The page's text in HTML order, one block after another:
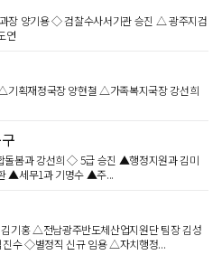
장 양기용 ◇ 검찰수사서기관 승진 △ 광주지검
연
획재정국장 양현철 △가족복지국장 강선희
봄과 강선희 ◇ 5급 승진 ▲행정지원과 김미
▲세무1과 기명수 ▲주...
기홍 △전남광주반도체산업지원단 팀장 김성
수 ◇별정직 신규 임용 △자치행정...